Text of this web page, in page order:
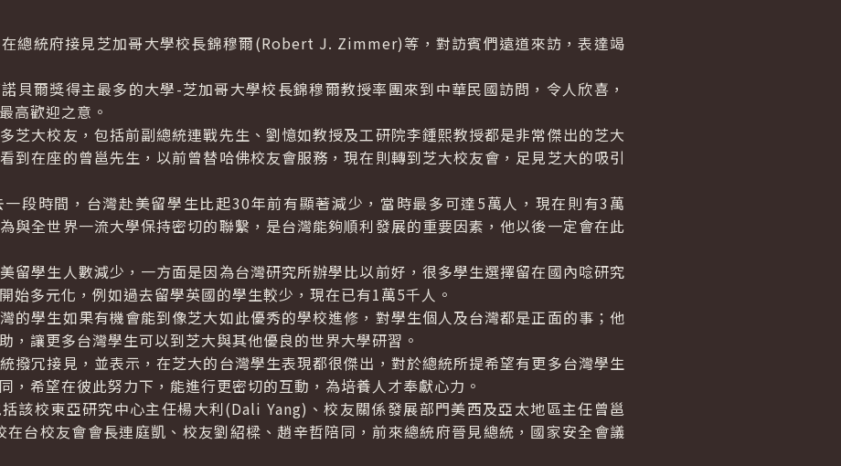
統府接見芝加哥大學校長錦穆爾(Robert J. Zimmer)等，對訪賓們遠道來訪，表達竭
爾獎得主最多的大學-芝加哥大學校長錦穆爾教授率團來到中華民國訪問，令人欣喜，
高歡迎之意。
大校友，包括前副總統連戰先生、劉憶如教授及工研院李鍾熙教授都是非常傑出的芝大
到在座的曾邕先生，以前曾替哈佛校友會服務，現在則轉到芝大校友會，足見芝大的吸引
時間，台灣赴美留學生比起30年前有顯著減少，當時最多可達5萬人，現在則有3萬
與全世界一流大學保持密切的聯繫，是台灣能夠順利發展的重要因素，他以後一定會在此
學生人數減少，一方面是因為台灣研究所辦學比以前好，很多學生選擇留在國內唸研究
始多元化，例如過去留學英國的學生較少，現在已有1萬5千人。
學生如果有機會能到像芝大如此優秀的學校進修，對學生個人及台灣都是正面的事；他
，讓更多台灣學生可以到芝大與其他優良的世界大學研習。
冗接見，並表示，在芝大的台灣學生表現都很傑出，對於總統所提希望有更多台灣學生
，希望在彼此努力下，能進行更密切的互動，為培養人才奉獻心力。
校東亞研究中心主任楊大利(Dali Yang)、校友關係發展部門美西及亞太地區主任曾邕
台校友會會長連庭凱、校友劉紹樑、趙辛哲陪同，前來總統府晉見總統，國家安全會議